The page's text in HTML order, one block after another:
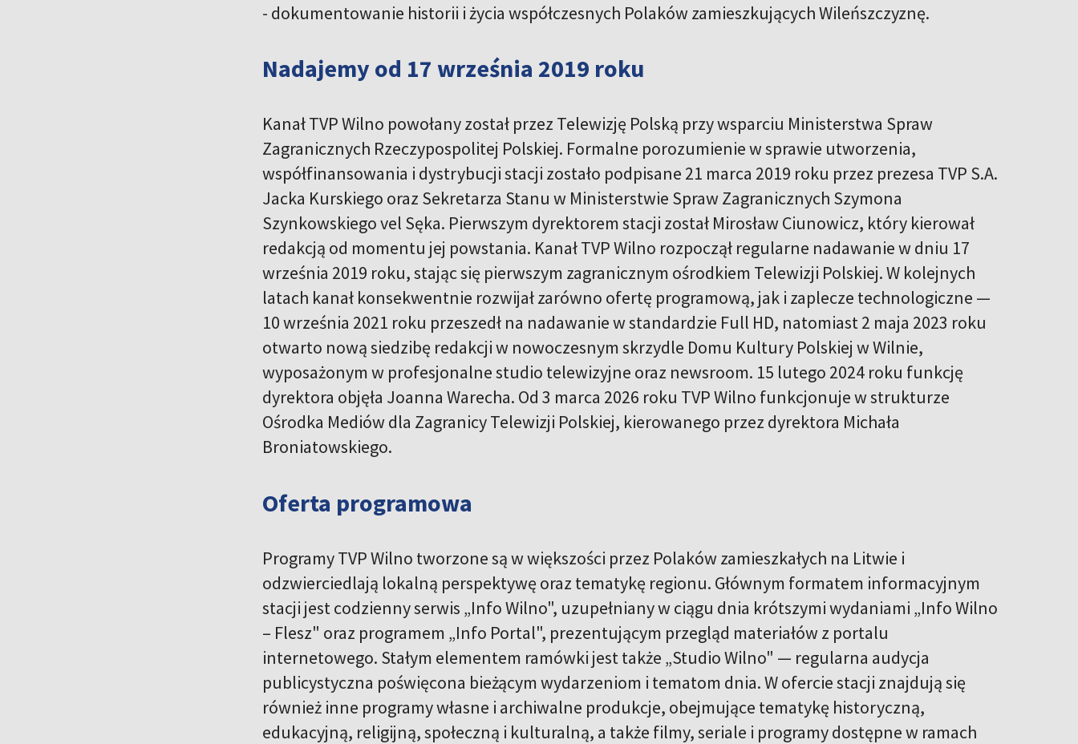
- dokumentowanie historii i życia współczesnych Polaków zamieszkujących Wileńszczyznę.
Nadajemy od 17 września 2019 roku
Kanał TVP Wilno powołany został przez Telewizję Polską przy wsparciu Ministerstwa Spraw
Zagranicznych Rzeczypospolitej Polskiej. Formalne porozumienie w sprawie utworzenia,
współfinansowania i dystrybucji stacji zostało podpisane 21 marca 2019 roku przez prezesa TVP S.A.
Jacka Kurskiego oraz Sekretarza Stanu w Ministerstwie Spraw Zagranicznych Szymona
Szynkowskiego vel Sęka. Pierwszym dyrektorem stacji został Mirosław Ciunowicz, który kierował
redakcją od momentu jej powstania. Kanał TVP Wilno rozpoczął regularne nadawanie w dniu 17
września 2019 roku, stając się pierwszym zagranicznym ośrodkiem Telewizji Polskiej. W kolejnych
latach kanał konsekwentnie rozwijał zarówno ofertę programową, jak i zaplecze technologiczne —
10 września 2021 roku przeszedł na nadawanie w standardzie Full HD, natomiast 2 maja 2023 roku
otwarto nową siedzibę redakcji w nowoczesnym skrzydle Domu Kultury Polskiej w Wilnie,
wyposażonym w profesjonalne studio telewizyjne oraz newsroom. 15 lutego 2024 roku funkcję
dyrektora objęła Joanna Warecha. Od 3 marca 2026 roku TVP Wilno funkcjonuje w strukturze
Ośrodka Mediów dla Zagranicy Telewizji Polskiej, kierowanego przez dyrektora Michała
Broniatowskiego.
Oferta programowa
Programy TVP Wilno tworzone są w większości przez Polaków zamieszkałych na Litwie i
odzwierciedlają lokalną perspektywę oraz tematykę regionu. Głównym formatem informacyjnym
stacji jest codzienny serwis „Info Wilno", uzupełniany w ciągu dnia krótszymi wydaniami „Info Wilno
– Flesz" oraz programem „Info Portal", prezentującym przegląd materiałów z portalu
internetowego. Stałym elementem ramówki jest także „Studio Wilno" — regularna audycja
publicystyczna poświęcona bieżącym wydarzeniom i tematom dnia. W ofercie stacji znajdują się
również inne programy własne i archiwalne produkcje, obejmujące tematykę historyczną,
edukacyjną, religijną, społeczną i kulturalną, a także filmy, seriale i programy dostępne w ramach